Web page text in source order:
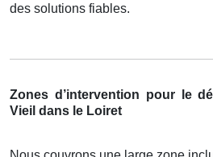
des solutions fiables.
Zones d’intervention pour le
Vieil dans le Loiret